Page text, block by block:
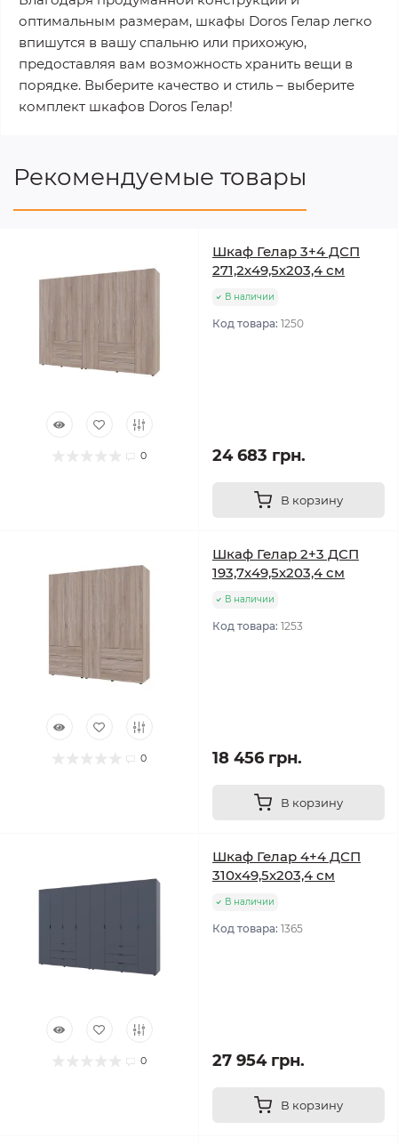
оптимальным размерам, шкафы Doros Гелар легко
впишутся в вашу спальню или прихожую,
предоставляя вам возможность хранить вещи в
порядке. Выберите качество и стиль – выберите
комплект шкафов Doros Гелар!
Рекомендуемые товары
0
Шкаф Гелар 3+4 ДСП
271,2х49,5х203,4 см
В наличии
Код товара: 1250
24 683 грн.
В корзину
0
Шкаф Гелар 2+3 ДСП
193,7х49,5х203,4 см
В наличии
Код товара: 1253
18 456 грн.
В корзину
0
Шкаф Гелар 4+4 ДСП
310х49,5х203,4 см
В наличии
Код товара: 1365
27 954 грн.
В корзину